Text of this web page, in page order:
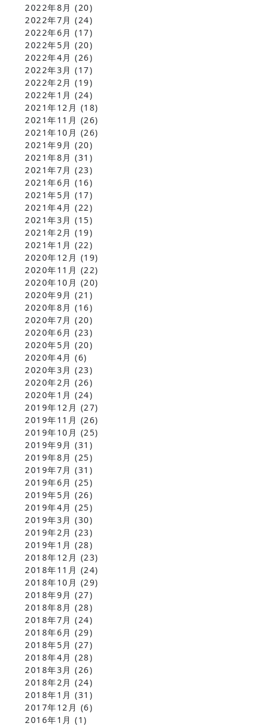
2022年8月 (20)
2022年7月 (24)
2022年6月 (17)
2022年5月 (20)
2022年4月 (26)
2022年3月 (17)
2022年2月 (19)
2022年1月 (24)
2021年12月 (18)
2021年11月 (26)
2021年10月 (26)
2021年9月 (20)
2021年8月 (31)
2021年7月 (23)
2021年6月 (16)
2021年5月 (17)
2021年4月 (22)
2021年3月 (15)
2021年2月 (19)
2021年1月 (22)
2020年12月 (19)
2020年11月 (22)
2020年10月 (20)
2020年9月 (21)
2020年8月 (16)
2020年7月 (20)
2020年6月 (23)
2020年5月 (20)
2020年4月 (6)
2020年3月 (23)
2020年2月 (26)
2020年1月 (24)
2019年12月 (27)
2019年11月 (26)
2019年10月 (25)
2019年9月 (31)
2019年8月 (25)
2019年7月 (31)
2019年6月 (25)
2019年5月 (26)
2019年4月 (25)
2019年3月 (30)
2019年2月 (23)
2019年1月 (28)
2018年12月 (23)
2018年11月 (24)
2018年10月 (29)
2018年9月 (27)
2018年8月 (28)
2018年7月 (24)
2018年6月 (29)
2018年5月 (27)
2018年4月 (28)
2018年3月 (26)
2018年2月 (24)
2018年1月 (31)
2017年12月 (6)
2016年1月 (1)